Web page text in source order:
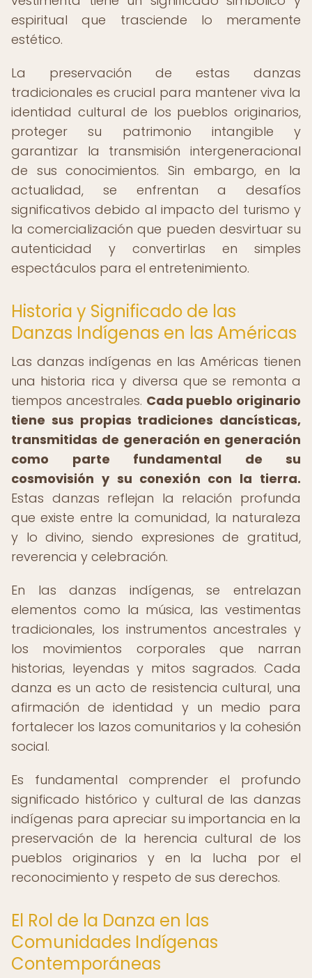
espiritual que trasciende lo meramente
estético.
La preservación de estas danzas
tradicionales es crucial para mantener viva la
identidad cultural de los pueblos originarios,
proteger su patrimonio intangible y
garantizar la transmisión intergeneracional
de sus conocimientos. Sin embargo, en la
actualidad, se enfrentan a desafíos
significativos debido al impacto del turismo y
la comercialización que pueden desvirtuar su
autenticidad y convertirlas en simples
espectáculos para el entretenimiento.
Historia y Significado de las
Danzas Indígenas en las Américas
Las danzas indígenas en las Américas tienen
una historia rica y diversa que se remonta a
tiempos ancestrales. Cada pueblo originario
tiene sus propias tradiciones dancísticas,
transmitidas de generación en generación
como parte fundamental de su
cosmovisión y su conexión con la tierra.
Estas danzas reflejan la relación profunda
que existe entre la comunidad, la naturaleza
y lo divino, siendo expresiones de gratitud,
reverencia y celebración.
En las danzas indígenas, se entrelazan
elementos como la música, las vestimentas
tradicionales, los instrumentos ancestrales y
los movimientos corporales que narran
historias, leyendas y mitos sagrados. Cada
danza es un acto de resistencia cultural, una
afirmación de identidad y un medio para
fortalecer los lazos comunitarios y la cohesión
social.
Es fundamental comprender el profundo
significado histórico y cultural de las danzas
indígenas para apreciar su importancia en la
preservación de la herencia cultural de los
pueblos originarios y en la lucha por el
reconocimiento y respeto de sus derechos.
El Rol de la Danza en las
Comunidades Indígenas
Contemporáneas